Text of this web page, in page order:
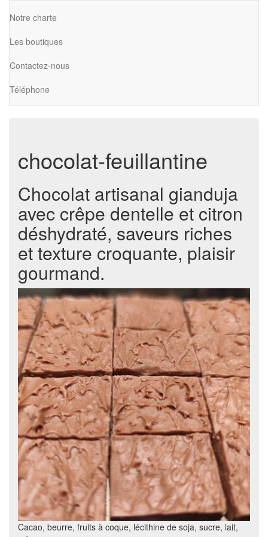
Notre charte
Les boutiques
Contactez-nous
Téléphone
chocolat-feuillantine
Chocolat artisanal gianduja
avec crêpe dentelle et citron
déshydraté, saveurs riches
et texture croquante, plaisir
gourmand.
Cacao, beurre, fruits à coque, lécithine de soja, sucre, lait,